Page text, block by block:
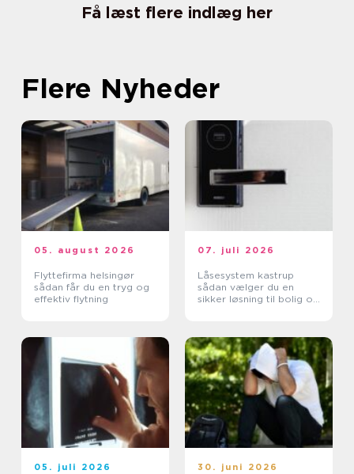
Få læst flere indlæg her
Flere Nyheder
05. august 2026
Flyttefirma helsingør
sådan får du en tryg og
effektiv flytning
07. juli 2026
Låsesystem kastrup
sådan vælger du en
sikker løsning til bolig og
05. juli 2026 30. juni 2026